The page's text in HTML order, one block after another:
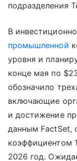
подразделения
В
промышленной
уровня и
конце мая по
обозначило
включающие
и достижение
данным FactSet,
коэффициентом
2026 год.